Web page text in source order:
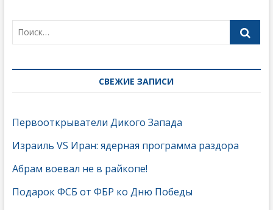
СВЕЖИЕ ЗАПИСИ
Первооткрыватели Дикого Запада
Израиль VS Иран: ядерная программа раздора
Абрам воевал не в райкопе!
Подарок ФСБ от ФБР ко Дню Победы